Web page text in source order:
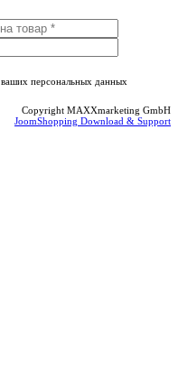
ваших персональных данных
Copyright MAXXmarketing GmbH
JoomShopping Download & Support